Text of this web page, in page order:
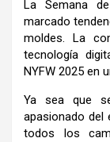
La Semana
marcado
moldes. La
tecnología
NYFW 2025 en
Ya sea que
apasionado del
todos los